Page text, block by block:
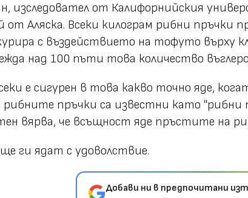
изследовател от Калифорнийския
Аляска. Всеки килограм рибни пръчки
с въздействието на тофуто върху
над 100 пъти това количество
е сигурен в това какво точно яде,
пръчки са известни като "рибни
вярва, че всъщност яде пръстите на
ги ядат с удоволствие.
Добави ни в предпочитани